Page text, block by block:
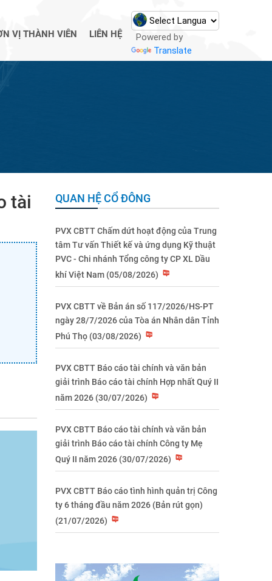
VỊ THÀNH VIÊN LIÊN HỆ
Powered by
Translate
tài QUAN HỆ CỔ ĐÔNG
PVX CBTT Chấm dứt hoạt động của Trung
tâm Tư vấn Thiết kế và ứng dụng Kỹ thuật
PVC - Chi nhánh Tổng công ty CP XL Dầu
khí Việt Nam (05/08/2026)
PVX CBTT về Bản án số 117/2026/HS-PT
ngày 28/7/2026 của Tòa án Nhân dân Tỉnh
Phú Thọ (03/08/2026)
PVX CBTT Báo cáo tài chính và văn bản
giải trình Báo cáo tài chính Hợp nhất Quý II
năm 2026 (30/07/2026)
PVX CBTT Báo cáo tài chính và văn bản
giải trình Báo cáo tài chính Công ty Mẹ
Quý II năm 2026 (30/07/2026)
PVX CBTT Báo cáo tình hình quản trị Công
ty 6 tháng đầu năm 2026 (Bản rút gọn)
(21/07/2026)